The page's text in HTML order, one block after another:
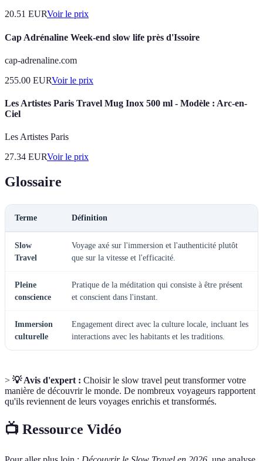
20.51 EURVoir le prix
Cap Adrénaline Week-end slow life près d'Issoire
cap-adrenaline.com
255.00 EURVoir le prix
Les Artistes Paris Travel Mug Inox 500 ml - Modèle : Arc-en-
Ciel
Les Artistes Paris
27.34 EURVoir le prix
Glossaire
Terme Définition
Slow
Travel
Voyage axé sur l'immersion et l'authenticité plutôt
que sur la vitesse et l'efficacité.
Pleine
conscience
Pratique de la méditation qui consiste à être présent
et conscient dans l'instant.
Immersion
culturelle
Engagement direct avec la culture locale, incluant les
interactions avec les habitants et les traditions.
> 💡 Avis d'expert : Choisir le slow travel peut transformer votre
manière de découvrir le monde. De nombreux voyageurs rapportent
qu'ils reviennent de leurs voyages enrichis et transformés.
📺 Ressource Vidéo